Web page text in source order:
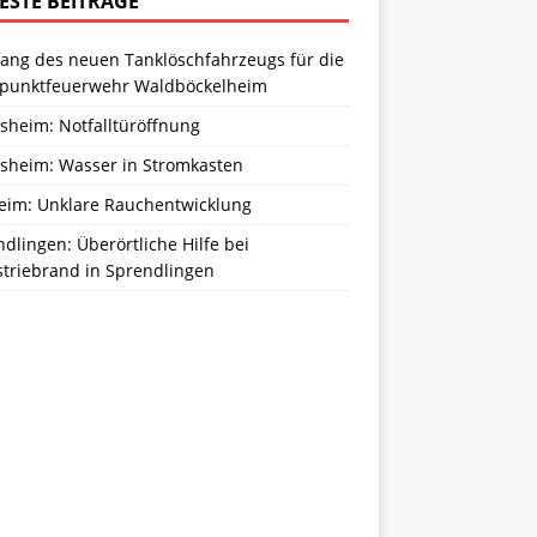
des neuen Tanklöschfahrzeugs für die
Waldböckelheim
Notfalltüröffnung
Wasser in Stromkasten
Unklare Rauchentwicklung
Überörtliche Hilfe bei
in Sprendlingen